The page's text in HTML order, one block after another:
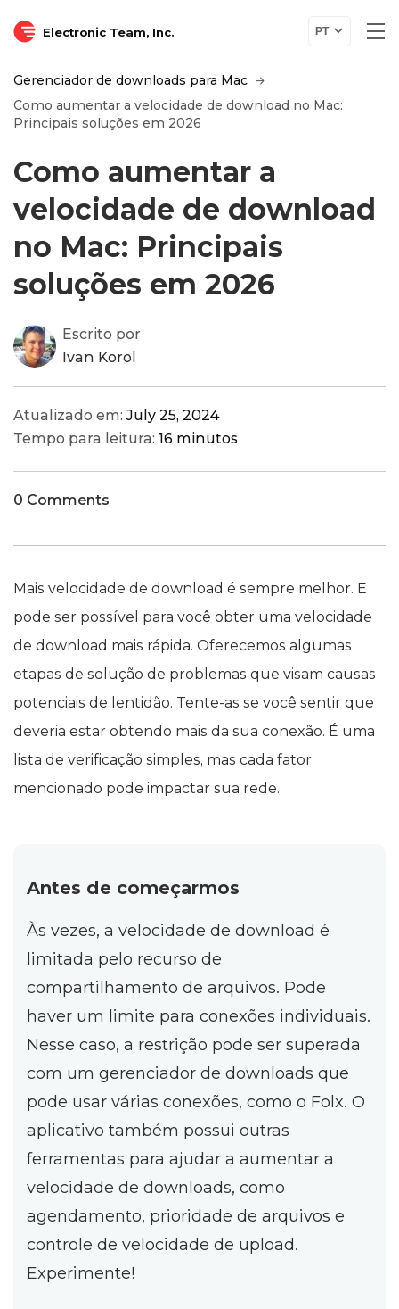
Electronic Team, Inc. PT
Gerenciador de downloads para Mac
Como aumentar a velocidade de download no Mac:
Principais soluções em 2026
Como aumentar a
velocidade de download
no Mac: Principais
soluções em 2026
Escrito por
Ivan Korol
Atualizado em:July 25, 2024
Tempo para leitura: 16 minutos
0 Comments
Mais velocidade de download é sempre melhor. E
pode ser possível para você obter uma velocidade
de download mais rápida. Oferecemos algumas
etapas de solução de problemas que visam causas
potenciais de lentidão. Tente-as se você sentir que
deveria estar obtendo mais da sua conexão. É uma
lista de verificação simples, mas cada fator
mencionado pode impactar sua rede.
Antes de começarmos
Às vezes, a velocidade de download é
limitada pelo recurso de
compartilhamento de arquivos. Pode
haver um limite para conexões individuais.
Nesse caso, a restrição pode ser superada
com um gerenciador de downloads que
pode usar várias conexões, como o Folx. O
aplicativo também possui outras
ferramentas para ajudar a aumentar a
velocidade de downloads, como
agendamento, prioridade de arquivos e
controle de velocidade de upload.
Experimente!